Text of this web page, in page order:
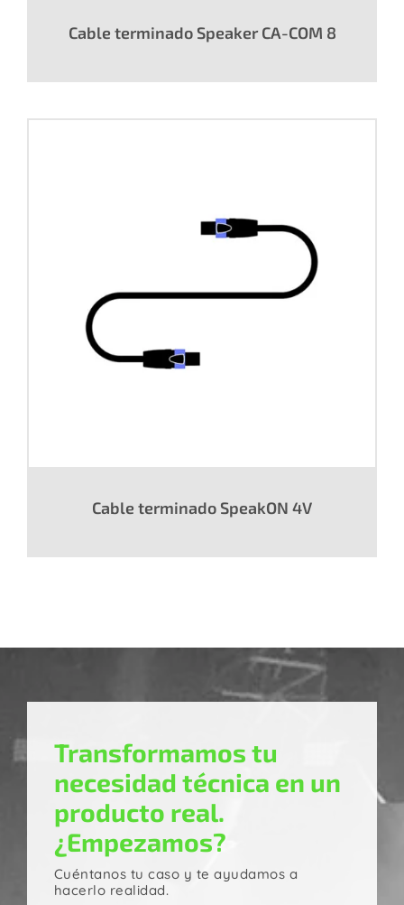
Cable terminado Speaker CA-COM 8
Cable terminado SpeakON 4V
Transformamos tu
necesidad técnica en un
producto real.
¿Empezamos?
Cuéntanos tu caso y te ayudamos a
hacerlo realidad.